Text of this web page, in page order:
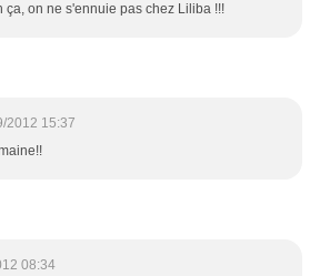
ça, on ne s'ennuie pas chez Liliba !!!
2012 15:37
08:34